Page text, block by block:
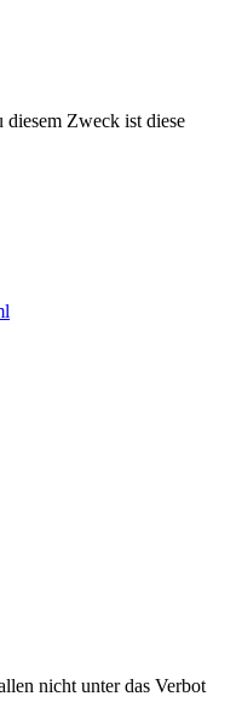
diesem Zweck ist diese
nicht unter das Verbot